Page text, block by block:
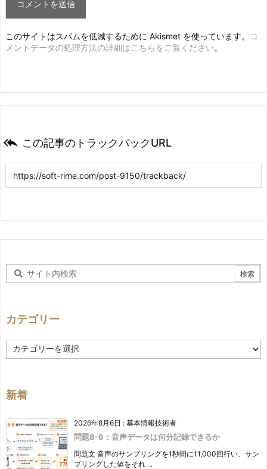
このサイトはスパムを低減するために Akismet を使っています。
コ
メントデータの処理方法の詳細はこちらをご覧ください。
 この記事のトラックバックURL
カテゴリー
テ
ー
新着
2026年8月6日 : 基本情報技術者
問題8-6：音声データは何分記録できるか
問題文 音声のサンプリングを1秒間に11,000回行い、サン
プリングした値をそれ ...